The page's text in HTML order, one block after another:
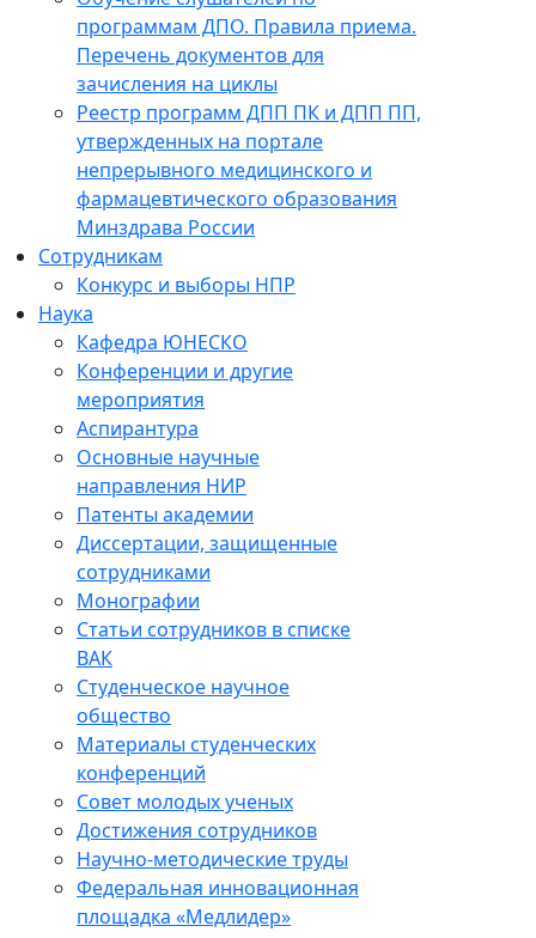
программам ДПО. Правила приема.
Перечень документов для
зачисления на циклы
Реестр программ ДПП ПК и ДПП ПП,
утвержденных на портале
непрерывного медицинского и
фармацевтического образования
Минздрава России
Сотрудникам
Конкурс и выборы НПР
Наука
Кафедра ЮНЕСКО
Конференции и другие
мероприятия
Аспирантура
Основные научные
направления НИР
Патенты академии
Диссертации, защищенные
сотрудниками
Монографии
Статьи сотрудников в списке
ВАК
Студенческое научное
общество
Материалы студенческих
конференций
Совет молодых ученых
Достижения сотрудников
Научно-методические труды
Федеральная инновационная
площадка «Медлидер»